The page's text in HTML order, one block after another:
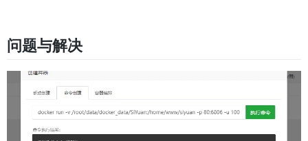
问题与解决